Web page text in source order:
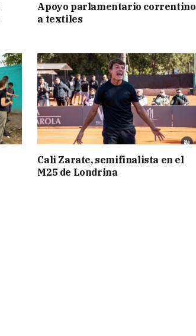
Apoyo parlamentario correntino
a textiles
Cali Zarate, semifinalista en el
M25 de Londrina